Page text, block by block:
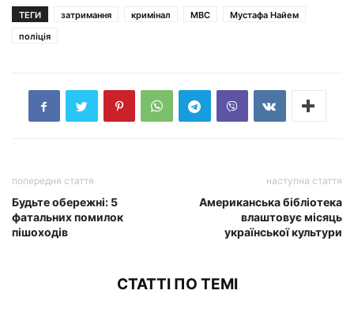
ТЕГИ затримання кримінал МВС
Мустафа Найем
поліція
попередня стаття
Будьте обережні: 5
фатальних помилок
пішоходів
наступна стаття
Американська бібліотека
влаштовує місяць
української культури
СТАТТІ ПО ТЕМІ